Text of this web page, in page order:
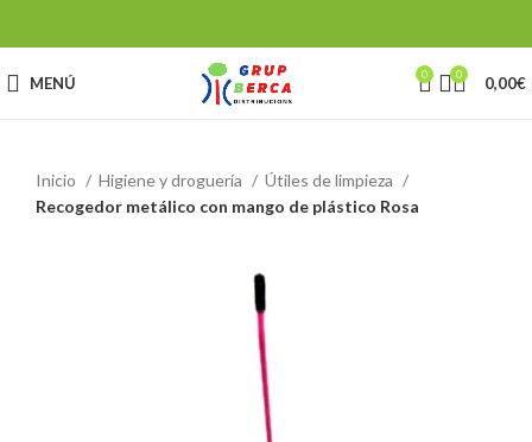
MENÚ 0 0 0,00€
Inicio Higiene y droguería
Útiles de limpieza
Recogedor metálico con mango de plástico Rosa